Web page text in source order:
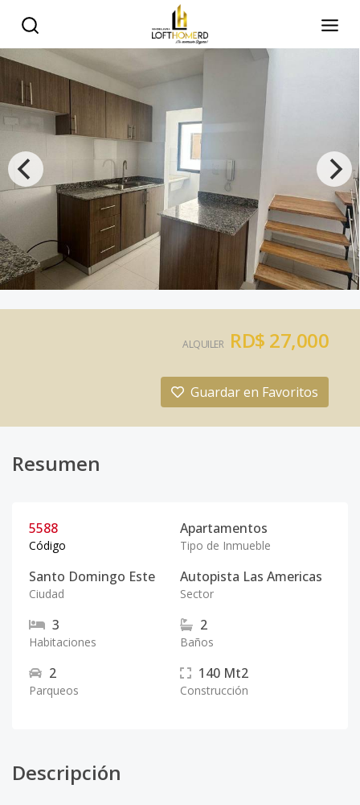
ALQUILER RD$ 27,000
Guardar en Favoritos
Resumen
5588
Código
Apartamentos
Tipo de Inmueble
Santo Domingo Este
Ciudad
Autopista Las Americas
Sector
3
Habitaciones
2
Baños
2
Parqueos
140 Mt2
Construcción
Descripción